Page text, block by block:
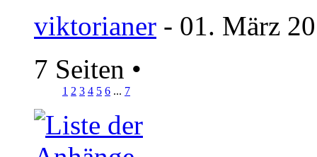
viktorianer - 01. März
7 Seiten •
1 2 3 4 5 6 ... 7